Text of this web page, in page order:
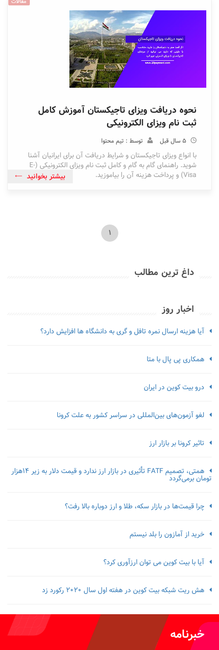
نحوه دریافت ویزای تاجیکستان آموزش کامل
ثبت نام ویزای الکترونیکی
5 سال قبل توسط : تیم محتوا
با انواع ویزای تاجیکستان و شرایط دریافت آن برای ایرانیان آشنا
شوید. راهنمای گام به گام و کامل ثبت نام ویزای الکترونیکی (E-
Visa) و پرداخت هزینه آن را بیاموزید.
بیشتر بخوانید
1
داغ ترین مطالب
اخبار روز
آیا هزینه ارسال نمره تافل و گری به دانشگاه ها افزایش دارد؟
همکاری پی پال با متا
درو بیت کوین در ایران
لغو آزمون‌‌های بین‌المللی در سراسر کشور به علت کرونا
تاثیر کرونا بر بازار ارز
همتی، تصمیم FATF تأثیری در بازار ارز ندارد و قیمت دلار به زیر ۱۴هزار
تومان برمی‌گردد
چرا قیمت‌ها در بازار سکه، طلا و ارز دوباره بالا رفت؟
خرید از آمازون را بلد نیستم
آیا با بیت کوین می توان ارزآوری کرد؟
هش ریت شبکه بیت کوین در هفته اول سال 2020 رکورد زد
خبرنامه